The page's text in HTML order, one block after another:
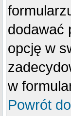
dodawać
opcję w
w
Powrót